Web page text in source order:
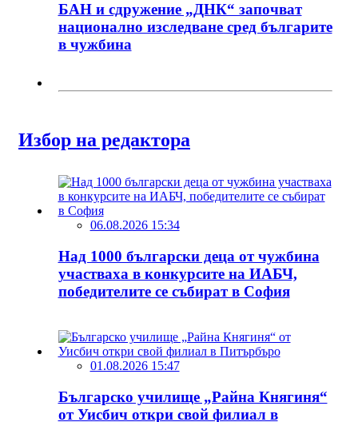
БАН и сдружение „ДНК“ започват
национално изследване сред българите
в чужбина
Избор на редактора
06.08.2026 15:34
Над 1000 български деца от чужбина
участваха в конкурсите на ИАБЧ,
победителите се събират в София
01.08.2026 15:47
Българско училище „Райна Княгиня“
от Уисбич откри свой филиал в